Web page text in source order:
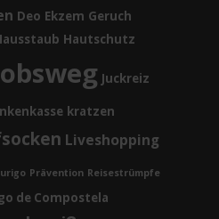
Deo Ekzem Geruch
Hautschutz
Juckreiz
kratzen
Liveshopping
Prävention Reisestrümpfe
de Compostela